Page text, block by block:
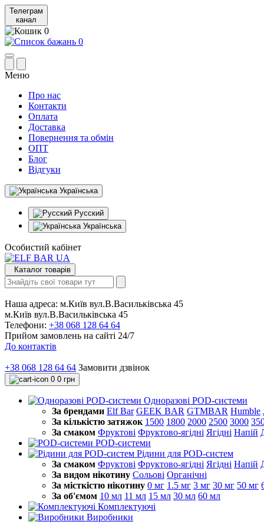
Телеграм
канал
0
0
Меню
Про нас
Контакти
Оплата
Доставка
Повернення та обмін
ОПТ
Блог
Відгуки
Українська
Русский
Українська
Особистий кабінет
Каталог товарів
Наша адреса: м.Київ вул.В.Васильківська 45
м.Київ вул.В.Васильківська 45
Телефони: +38 068 128 64 64
Прийом замовлень на сайті 24/7
До контактів
+38 068 128 64 64 Замовити дзвінок
0 0 грн
Одноразові POD-системи
За брендами Elf Bar GEEK BAR GTMBAR Humble
За кількістю затяжок 1500 1800 2000 2500 3000
За смаком Фруктові Фруктово-ягідні Ягідні Напій
POD-системи
Рідини для POD-систем
За смаком Фруктові Фруктово-ягідні Ягідні Напій
За видом нікотину Сольові Органічні
За місткістю нікотину 0 мг 1.5 мг 3 мг 30 мг 50 мг
За об'ємом 10 мл 11 мл 15 мл 30 мл 60 мл
Комплектуючі
Виробники